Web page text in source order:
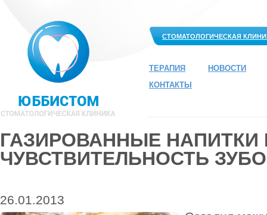
СТОМАТОЛОГИЧЕСКАЯ
ТЕРАПИЯ
НОВОСТИ
КОНТАКТЫ
ГАЗИРОВАННЫЕ
ЧУВСТВИТЕЛЬНОСТЬ
26.01.2013